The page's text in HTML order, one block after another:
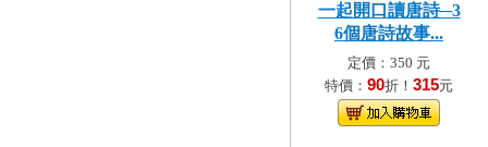
一起開口讀唐詩─3
6個唐詩故事...
定價：350 元
特價： 90折！ 315元